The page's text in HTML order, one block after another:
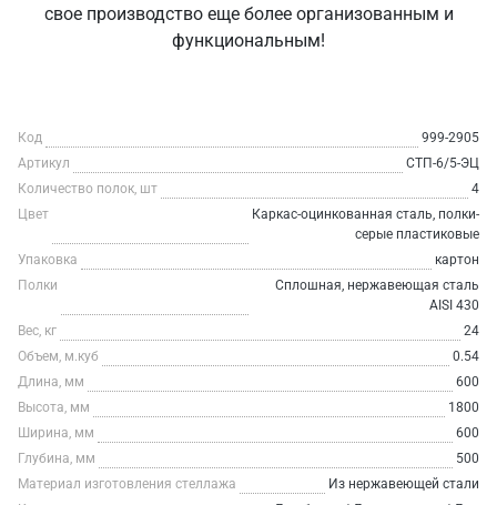
свое производство еще более организованным и
функциональным!
Код
999-2905
Артикул
СТП-6/5-ЭЦ
Количество полок, шт
4
Цвет
Каркас-оцинкованная сталь, полки-
серые пластиковые
Упаковка
картон
Полки
Сплошная, нержавеющая сталь
AISI 430
Вес, кг
24
Объем, м.куб
0.54
Длина, мм
600
Высота, мм
1800
Ширина, мм
600
Глубина, мм
500
Материал изготовления стеллажа
Из нержавеющей стали